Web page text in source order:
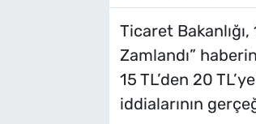
Ticaret
Zamlandı”
15 TL’den 20
iddialarının